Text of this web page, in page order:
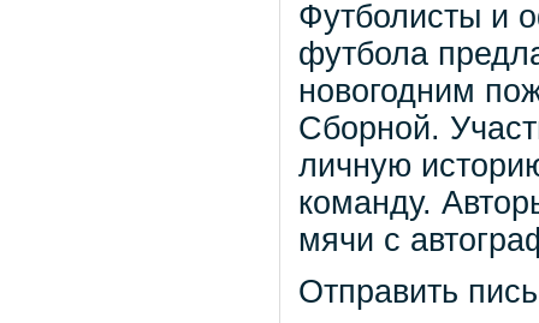
Футболисты и
футбола
новогодним
Сборной.
личную
команду.
мячи с
Отправить